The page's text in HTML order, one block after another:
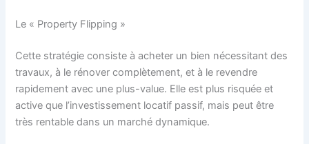
Le « Property Flipping »
Cette stratégie consiste à acheter un bien nécessitant des
travaux, à le rénover complètement, et à le revendre
rapidement avec une plus-value. Elle est plus risquée et
active que l’investissement locatif passif, mais peut être
très rentable dans un marché dynamique.